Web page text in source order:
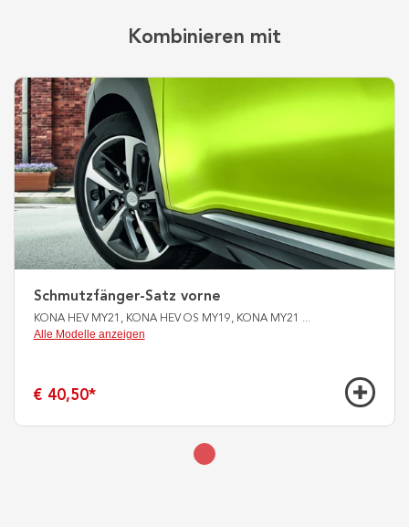
Kombinieren mit
Schmutzfänger-Satz vorne
KONA HEV MY21, KONA HEV OS MY19, KONA MY21 ...
Alle Modelle anzeigen
€ 40,50*